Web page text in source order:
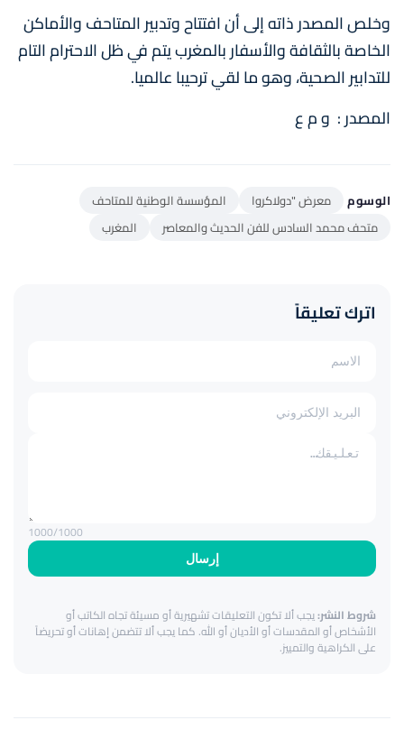
وخلص المصدر ذاته إلى أن افتتاح وتدبير المتاحف والأماكن
الخاصة بالثقافة والأسفار بالمغرب يتم في ظل الاحترام التام
للتدابير الصحية، وهو ما لقي ترحيبا عالميا.
المصدر : و م ع
الوسوم معرض "دولاكروا
المؤسسة الوطنية للمتاحف
متحف محمد السادس للفن الحديث والمعاصر
المغرب
اترك تعليقاً
إرسال
1000/1000
شروط النشر:يجب ألا تكون التعليقات تشهيرية أو مسيئة تجاه الكاتب أو
الأشخاص أو المقدسات أو الأديان أو الله. كما يجب ألا تتضمن إهانات أو تحريضاً
على الكراهية والتمييز.